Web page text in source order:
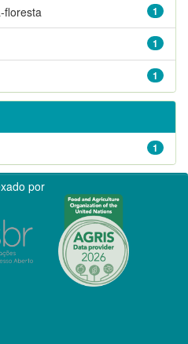
1
floresta
1
1
1
por